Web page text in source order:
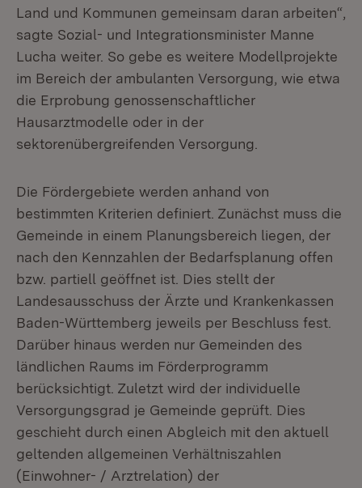
Land und Kommunen gemeinsam daran arbeiten“,
sagte Sozial- und Integrationsminister Manne
Lucha weiter. So gebe es weitere Modellprojekte
im Bereich der ambulanten Versorgung, wie etwa
die Erprobung genossenschaftlicher
Hausarztmodelle oder in der
sektorenübergreifenden Versorgung.
Die Fördergebiete werden anhand von
bestimmten Kriterien definiert. Zunächst muss die
Gemeinde in einem Planungsbereich liegen, der
nach den Kennzahlen der Bedarfsplanung offen
bzw. partiell geöffnet ist. Dies stellt der
Landesausschuss der Ärzte und Krankenkassen
Baden-Württemberg jeweils per Beschluss fest.
Darüber hinaus werden nur Gemeinden des
ländlichen Raums im Förderprogramm
berücksichtigt. Zuletzt wird der individuelle
Versorgungsgrad je Gemeinde geprüft. Dies
geschieht durch einen Abgleich mit den aktuell
geltenden allgemeinen Verhältniszahlen
(Einwohner- / Arztrelation) der